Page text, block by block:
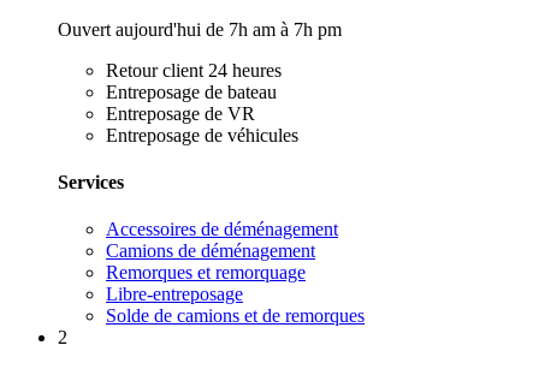
Ouvert aujourd'hui de 7h am à 7h pm
Retour client 24 heures
Entreposage de bateau
Entreposage de VR
Entreposage de véhicules
Services
Accessoires de déménagement
Camions de déménagement
Remorques et remorquage
Libre-entreposage
Solde de camions et de remorques
2